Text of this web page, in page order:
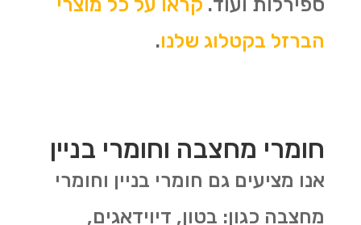
הברזל בקטלוג שלנו.
חומרי מחצבה וחומרי בניין
אנו מציעים גם חומרי בניין וחומרי
מחצבה כגון: בטון, דיוידאגים,